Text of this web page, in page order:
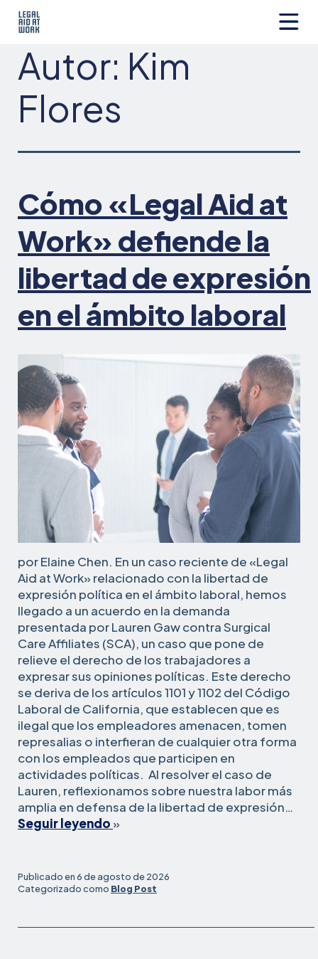
Aid
at
Autor: Kim
Flores
Cómo «Legal Aid at
Work» defiende la
libertad de expresión
en el ámbito laboral
por Elaine Chen. En un caso reciente de «Legal
Aid at Work» relacionado con la libertad de
expresión política en el ámbito laboral, hemos
llegado a un acuerdo en la demanda
presentada por Lauren Gaw contra Surgical
Care Affiliates (SCA), un caso que pone de
relieve el derecho de los trabajadores a
expresar sus opiniones políticas. Este derecho
se deriva de los artículos 1101 y 1102 del Código
Laboral de California, que establecen que es
ilegal que los empleadores amenacen, tomen
represalias o interfieran de cualquier otra forma
con los empleados que participen en
actividades políticas. Al resolver el caso de
Lauren, reflexionamos sobre nuestra labor más
amplia en defensa de la libertad de expresión…
Seguir leyendo «Cómo
at
Work
»
Publicado en6 de agosto de 2026
Categorizado como Blog Post